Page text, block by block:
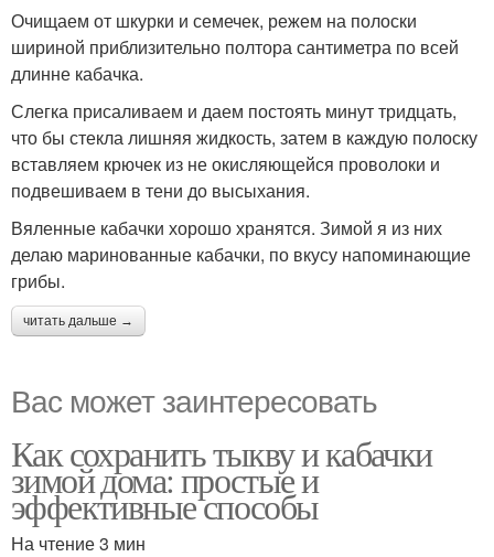
Очищаем от шкурки и семечек, режем на полоски
шириной приблизительно полтора сантиметра по всей
длинне кабачка.
Слегка присаливаем и даем постоять минут тридцать,
что бы стекла лишняя жидкость, затем в каждую полоску
вставляем крючек из не окисляющейся проволоки и
подвешиваем в тени до высыхания.
Вяленные кабачки хорошо хранятся. Зимой я из них
делаю маринованные кабачки, по вкусу напоминающие
грибы.
читать дальше →
Вас может заинтересовать
Как сохранить тыкву и кабачки
зимой дома: простые и
эффективные способы
На чтение 3 мин